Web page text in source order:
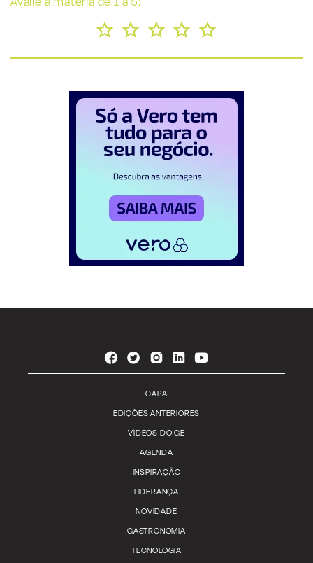
CAPA
EDIÇÕES ANTERIORES
VÍDEOS DO GE
AGENDA
INSPIRAÇÃO
LIDERANÇA
NOVIDADE
GASTRONOMIA
TECNOLOGIA